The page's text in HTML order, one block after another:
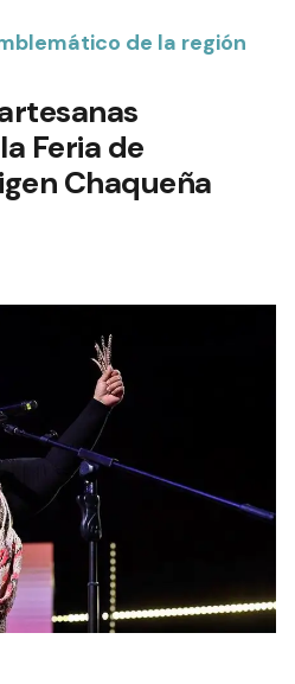
de la región
Feria de
Chaqueña